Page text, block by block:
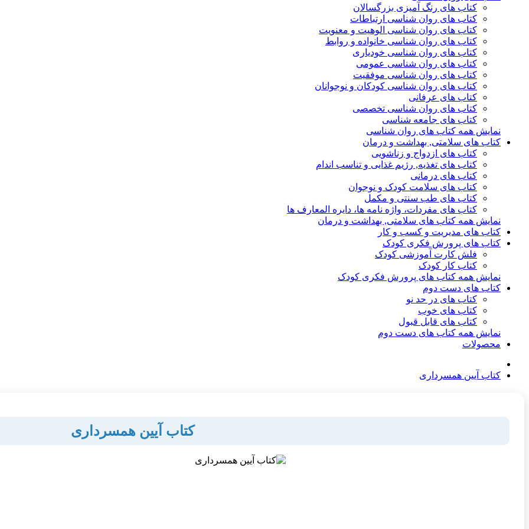
کتاب های رنگ آمیزی بزرگسالان
کتاب های روان شناسی ارتباطات
کتاب های روان شناسی الوهیت و معنویت
کتاب های روان شناسی خانواده و روابط
کتاب های روان شناسی خودیاری
کتاب های روان شناسی عمومی
کتاب های روان شناسی موفقیت
کتاب های روان شناسی کودکان و نوجوانان
کتاب های عرفانی
کتاب های روان شناسی تخصصی
کتاب های جامعه شناسی
نمایش همه کتاب های روان شناسی
کتاب های سلامتی, بهداشت و درمان
کتاب های ازدواج و زناشویی
کتاب های تغذیه, رژیم غذایی و تناسب اندام
کتاب های درمانی
کتاب های سلامت کودک و نوجوان
کتاب های طب سنتی و مکمل
کتاب های مفردات، واژه نامه ها، دایره المعارف ها
نمایش همه کتاب های سلامتی, بهداشت و درمان
کتاب های مدیریت و کسب و کار
کتاب های پرورش فکری کودک
فلش کارت آموزشی کودک
کتاب کار کودک
نمایش همه کتاب های پرورش فکری کودک
کتاب های دست دوم
کتاب های در حد نو
کتاب های خوب
کتاب های قابل قبول
نمایش همه کتاب های دست دوم
محصولات
کتاب آیین همسرداری
کتاب آیین همسرداری